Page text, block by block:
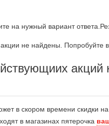
на нужный вариант ответа.
не найдены. Попробуйте
акций
в скором времени скидки
в магазинах пятерочка